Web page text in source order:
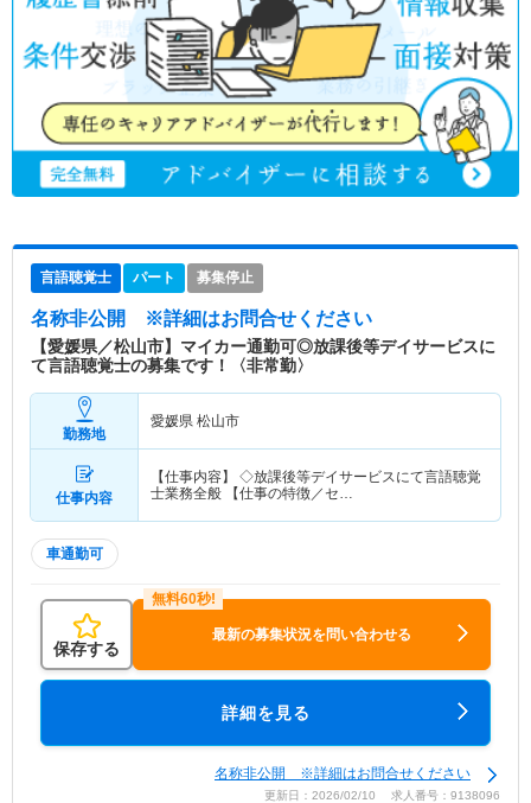
言語聴覚士 パート 募集停止
名称非公開 ※詳細はお問合せください
【愛媛県／松山市】マイカー通勤可◎放課後等デイサービスに
て言語聴覚士の募集です！〈非常勤〉
勤務地
愛媛県 松山市
仕事内容
【仕事内容】 ◇放課後等デイサービスにて言語聴覚
士業務全般 【仕事の特徴／セ…
車通勤可
保存する
最新の募集状況を問い合わせる
詳細を見る
名称非公開 ※詳細はお問合せください
更新日：2026/02/10 求人番号：9138096